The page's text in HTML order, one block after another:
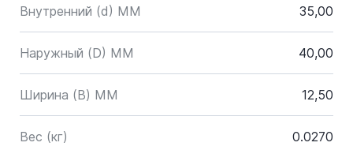
Внутренний (d) ММ 35,00
Наружный (D) ММ 40,00
Ширина (B) MM 12,50
Вес (кг) 0.0270